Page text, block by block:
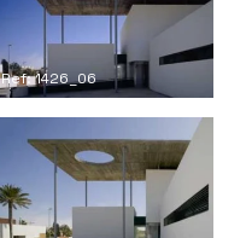
Ref: 1426_06